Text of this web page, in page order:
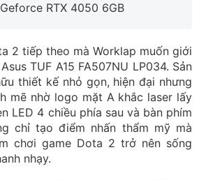
RTX 4050 6GB
2 tiếp theo mà Worklap muốn giới
TUF A15 FA507NU LP034. Sản
thiết kế nhỏ gọn, hiện đại nhưng
mẽ nhờ logo mặt A khắc laser lấy
LED 4 chiều phía sau và bàn phím
chỉ tạo điểm nhấn thẩm mỹ mà
chơi game Dota 2 trở nên sống
nhạy.